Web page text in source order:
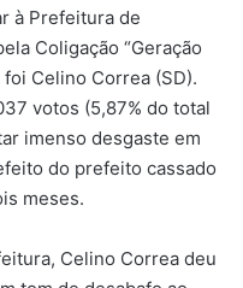
à Prefeitura de
Coligação “Geração
Celino Correa (SD).
votos (5,87% do total
imenso desgaste em
do prefeito cassado
meses.
Celino Correa deu